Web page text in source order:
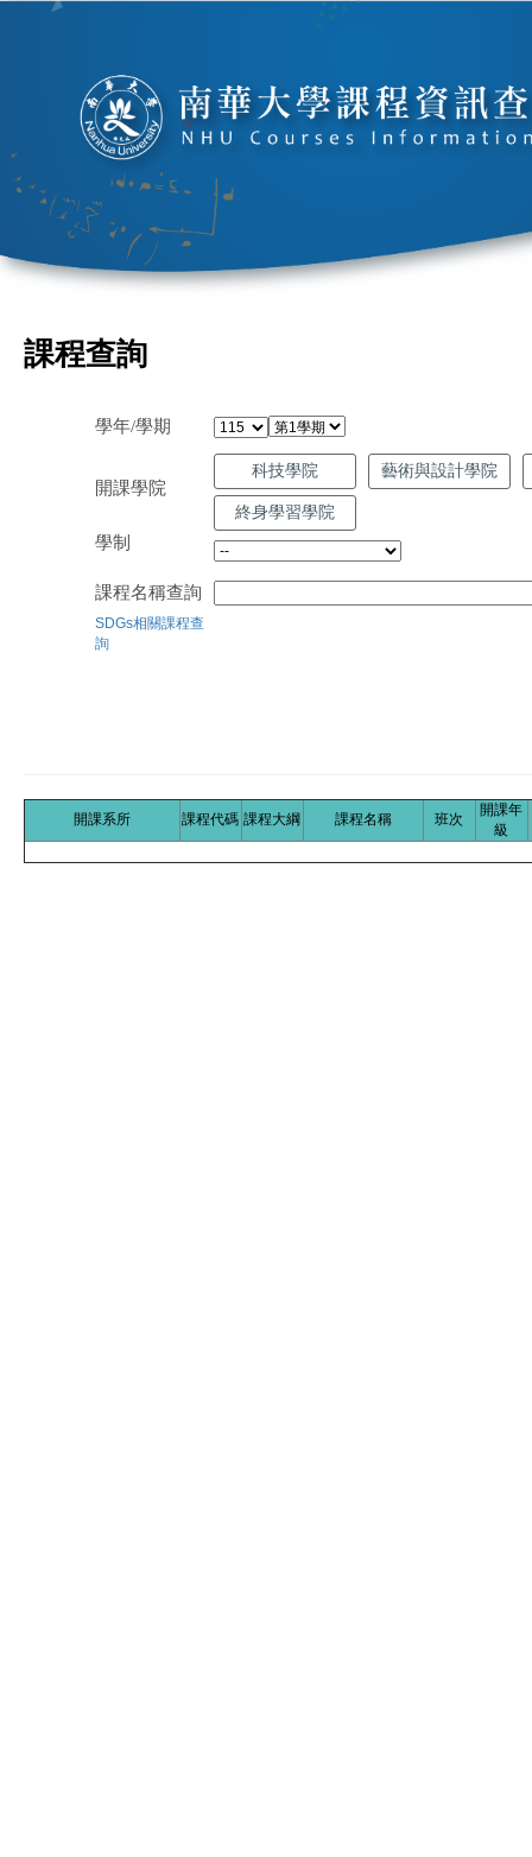
課程查詢
學年/學期
開課學院
科技學院 藝術與設計學院
終身學習學院
學制
課程名稱查詢
SDGs相關課程查
詢
開課系所 課程代碼 課程大綱 課程名稱 班次
開課年
級